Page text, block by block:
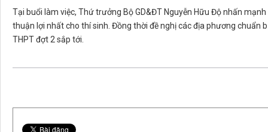
Tại buổi làm việc, Thứ trưởng Bộ GD&ĐT Nguyễn Hữu Độ nhấn
thuận lợi nhất cho thí sinh. Đồng thời đề nghị các địa phương chuẩn
THPT đợt 2 sắp tới.